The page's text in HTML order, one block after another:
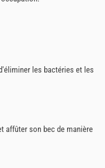
les bactéries et les
affûter son bec de manière